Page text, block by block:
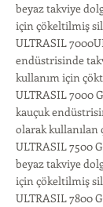
beyaz takviye
için çökeltilmiş
ULTRASIL
endüstrisinde
kullanım için
ULTRASIL 7000
kauçuk
olarak kullanılan
ULTRASIL 7500
beyaz takviye
için çökeltilmiş
ULTRASIL 7800